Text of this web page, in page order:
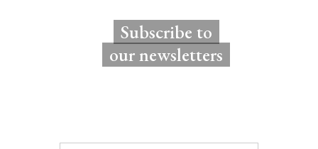
Subscribe to
our newsletters